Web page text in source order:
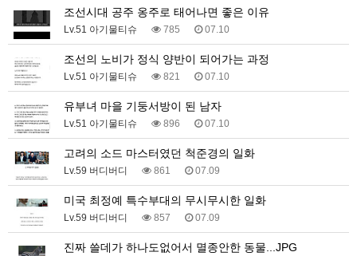
조선시대 공주 옹주로 태어나면 좋은 이유
Lv.51 아기물티슈 785 07.10
조선의 노비가 정식 양반이 되어가는 과정
Lv.51 아기물티슈 821 07.10
유부녀 마을 기둥서방이 된 남자
Lv.51 아기물티슈 896 07.10
고려의 소드 마스터였던 척준경의 일화
Lv.59 버디버디 861 07.09
미국 최정예 특수부대의 무시무시한 일화
Lv.59 버디버디 857 07.09
진짜 쓸데가 하나도없어서 멸종안한 동물...JPG